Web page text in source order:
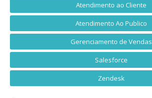
Atendimento ao Cliente
Atendimento Ao Publico
Gerenciamento de Vendas
Salesforce
Zendesk